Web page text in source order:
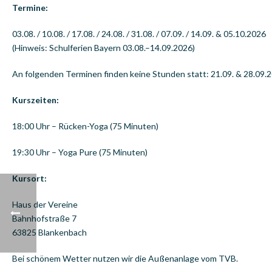
Termine:
03.08. / 10.08. / 17.08. / 24.08. / 31.08. / 07.09. / 14.09. & 05.10.2026
(Hinweis: Schulferien Bayern 03.08.–14.09.2026)
An folgenden Terminen finden keine Stunden statt: 21.09. &
Kurszeiten:
18:00 Uhr – Rücken-Yoga (75 Minuten)
19:30 Uhr – Yoga Pure (75 Minuten)
Kursort:
Haus der Vereine
Bahnhofstraße 7
63825 Blankenbach
Bei schönem Wetter nutzen wir die Außenanlage vom TVB.